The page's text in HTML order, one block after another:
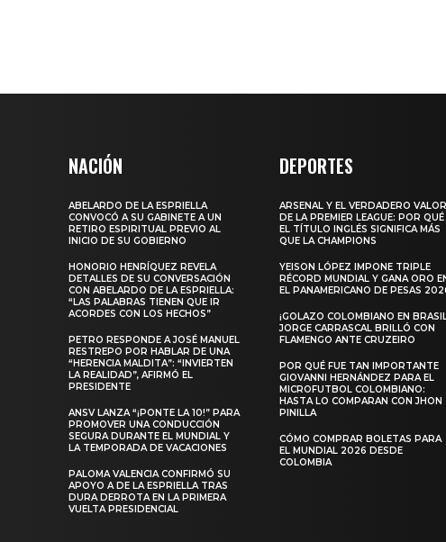
NACIÓN
ABELARDO DE LA ESPRIELLA
CONVOCÓ A SU GABINETE A UN
RETIRO ESPIRITUAL PREVIO AL
INICIO DE SU GOBIERNO
HONORIO HENRÍQUEZ REVELA
DETALLES DE SU CONVERSACIÓN
CON ABELARDO DE LA ESPRIELLA:
“LAS PALABRAS TIENEN QUE IR
ACORDES CON LOS HECHOS”
PETRO RESPONDE A JOSÉ MANUEL
RESTREPO POR HABLAR DE UNA
“HERENCIA MALDITA”: “INVIERTEN
LA REALIDAD”, AFIRMÓ EL
PRESIDENTE
ANSV LANZA “¡PONTE LA 10!” PARA
PROMOVER UNA CONDUCCIÓN
SEGURA DURANTE EL MUNDIAL Y
LA TEMPORADA DE VACACIONES
PALOMA VALENCIA CONFIRMÓ SU
APOYO A DE LA ESPRIELLA TRAS
DURA DERROTA EN LA PRIMERA
VUELTA PRESIDENCIAL
DEPORTES
ARSENAL Y EL VERDADERO VALOR
DE LA PREMIER LEAGUE: POR QUÉ
EL TÍTULO INGLÉS SIGNIFICA MÁS
QUE LA CHAMPIONS
YEISON LÓPEZ IMPONE TRIPLE
RÉCORD MUNDIAL Y GANA ORO
EL PANAMERICANO DE PESAS
¡GOLAZO COLOMBIANO EN
JORGE CARRASCAL BRILLÓ CON
FLAMENGO ANTE CRUZEIRO
POR QUÉ FUE TAN IMPORTANTE
GIOVANNI HERNÁNDEZ PARA EL
MICROFUTBOL COLOMBIANO:
HASTA LO COMPARAN CON JHON
PINILLA
CÓMO COMPRAR BOLETAS PARA
EL MUNDIAL 2026 DESDE
COLOMBIA